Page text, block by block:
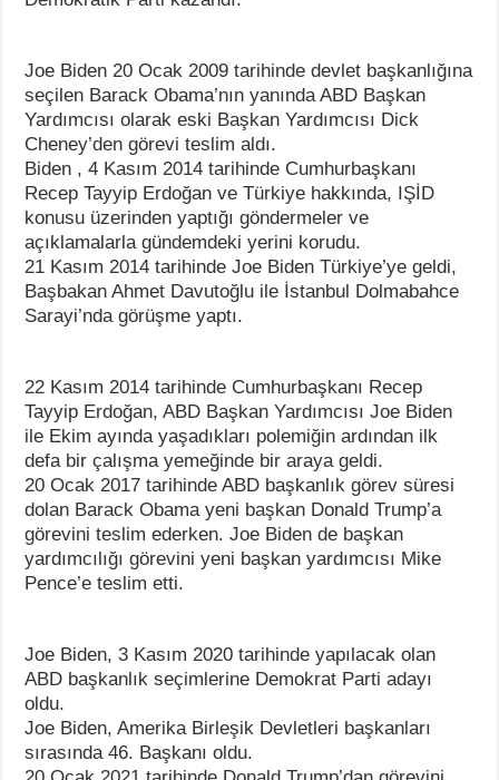
Joe Biden 20 Ocak 2009 tarihinde devlet başkanlığına
seçilen Barack Obama’nın yanında ABD Başkan
Yardımcısı olarak eski Başkan Yardımcısı Dick
Cheney’den görevi teslim aldı.
Biden , 4 Kasım 2014 tarihinde Cumhurbaşkanı
Recep Tayyip Erdoğan ve Türkiye hakkında, IŞİD
konusu üzerinden yaptığı göndermeler ve
açıklamalarla gündemdeki yerini korudu.
21 Kasım 2014 tarihinde Joe Biden Türkiye’ye geldi,
Başbakan Ahmet Davutoğlu ile İstanbul Dolmabahce
Sarayi’nda görüşme yaptı.
22 Kasım 2014 tarihinde Cumhurbaşkanı Recep
Tayyip Erdoğan, ABD Başkan Yardımcısı Joe Biden
ile Ekim ayında yaşadıkları polemiğin ardından ilk
defa bir çalışma yemeğinde bir araya geldi.
20 Ocak 2017 tarihinde ABD başkanlık görev süresi
dolan Barack Obama yeni başkan Donald Trump’a
görevini teslim ederken. Joe Biden de başkan
yardımcılığı görevini yeni başkan yardımcısı Mike
Pence’e teslim etti.
Joe Biden, 3 Kasım 2020 tarihinde yapılacak olan
ABD başkanlık seçimlerine Demokrat Parti adayı
oldu.
Joe Biden, Amerika Birleşik Devletleri başkanları
sırasında 46. Başkanı oldu.